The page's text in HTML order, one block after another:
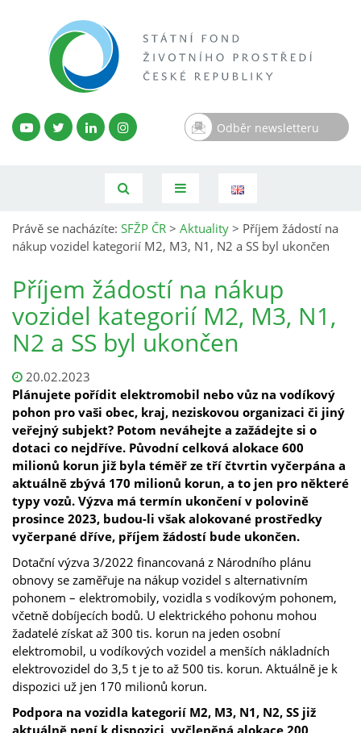
Odběr newsletteru
Právě se nacházíte: SFŽP ČR > Aktuality > Příjem žádostí na
nákup vozidel kategorií M2, M3, N1, N2 a SS byl ukončen
Příjem žádostí na nákup
vozidel kategorií M2, M3, N1,
N2 a SS byl ukončen
20.02.2023
Plánujete pořídit elektromobil nebo vůz na vodíkový
pohon pro vaši obec, kraj, neziskovou organizaci či jiný
veřejný subjekt? Potom neváhejte a zažádejte si o
dotaci co nejdříve. Původní celková alokace 600
milionů korun již byla téměř ze tří čtvrtin vyčerpána a
aktuálně zbývá 170 milionů korun, a to jen pro některé
typy vozů. Výzva má termín ukončení v polovině
prosince 2023, budou-li však alokované prostředky
vyčerpané dříve, příjem žádostí bude ukončen.
Dotační výzva 3/2022 financovaná z Národního plánu
obnovy se zaměřuje na nákup vozidel s alternativním
pohonem – elektromobily, vozidla s vodíkovým pohonem,
včetně dobíjecích bodů. U elektrického pohonu mohou
žadatelé získat až 300 tis. korun na jeden osobní
elektromobil, u vodíkových vozidel a menších nákladních
elektrovozidel do 3,5 t je to až 500 tis. korun. Aktuálně je k
dispozici už jen 170 milionů korun.
Podpora na vozidla kategorií M2, M3, N1, N2, SS již
aktuálně není k dispozici, vyčleněná alokace 200